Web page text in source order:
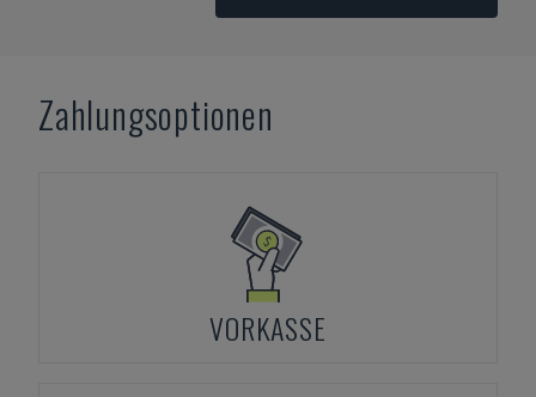
Zahlungsoptionen
VORKASSE